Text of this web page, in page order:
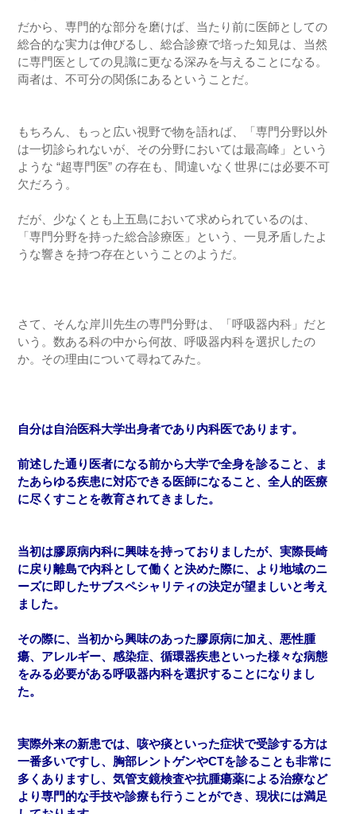
だから、専門的な部分を磨けば、当たり前に医師としての
総合的な実力は伸びるし、総合診療で培った知見は、当然
に専門医としての見識に更なる深みを与えることになる。
両者は、不可分の関係にあるということだ。
もちろん、もっと広い視野で物を語れば、「専門分野以外
は一切診られないが、その分野においては最高峰」という
ような “超専門医” の存在も、間違いなく世界には必要不可
欠だろう。
だが、少なくとも上五島において求められているのは、
「専門分野を持った総合診療医」という、一見矛盾したよ
うな響きを持つ存在ということのようだ。
さて、そんな岸川先生の専門分野は、「呼吸器内科」だと
いう。数ある科の中から何故、呼吸器内科を選択したの
か。その理由について尋ねてみた。
自分は自治医科大学出身者であり内科医であります。
前述した通り医者になる前から大学で全身を診ること、ま
たあらゆる疾患に対応できる医師になること、全人的医療
に尽くすことを教育されてきました。
当初は膠原病内科に興味を持っておりましたが、実際長崎
に戻り離島で内科として働くと決めた際に、より地域のニ
ーズに即したサブスペシャリティの決定が望ましいと考え
ました。
その際に、当初から興味のあった膠原病に加え、悪性腫
瘍、アレルギー、感染症、循環器疾患といった様々な病態
をみる必要がある呼吸器内科を選択することになりまし
た。
実際外来の新患では、咳や痰といった症状で受診する方は
一番多いですし、胸部レントゲンやCTを診ることも非常に
多くありますし、気管支鏡検査や抗腫瘍薬による治療など
より専門的な手技や診療も行うことができ、現状には満足